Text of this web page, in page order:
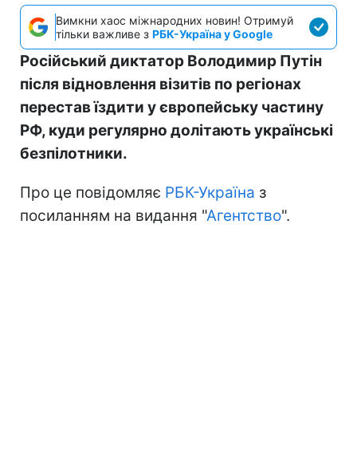
Вимкни хаос міжнародних новин! Отримуй
тільки важливе з РБК-Україна у Google
Російський диктатор Володимир Путін
після відновлення візитів по регіонах
перестав їздити у європейську частину
РФ, куди регулярно долітають українські
безпілотники.
Про це повідомляє РБК-Україна з
посиланням на видання "Агентство".